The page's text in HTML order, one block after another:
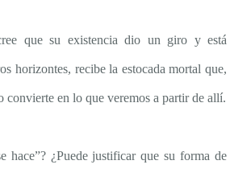
que su existencia dio un giro y está
horizontes, recibe la estocada mortal que,
convierte en lo que veremos a partir de allí.
hace”? ¿Puede justificar que su forma de